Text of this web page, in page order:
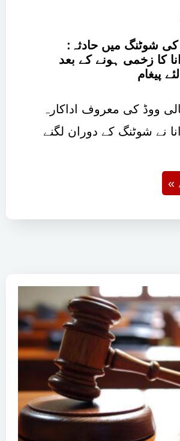
کی شوٹنگ میں حادثہ:
کا زخمی ہونے کے بعد
پیغام
ووڈ کی معروف اداکارہ
نے شوٹنگ کے دوران لگنے